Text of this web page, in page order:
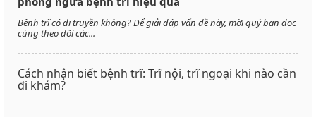
Bệnh trĩ có di truyền không? Để giải đáp vấn đề này, mời quý bạn đọc
cùng theo dõi các...
Cách nhận biết bệnh trĩ: Trĩ nội, trĩ ngoại khi nào cần
đi khám?